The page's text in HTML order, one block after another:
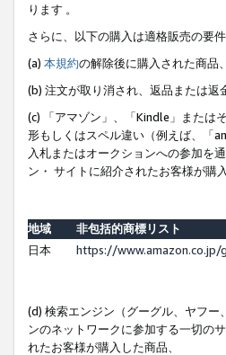
ります 。
さらに、以下の購入は適格販売の要
(a) 本規約の解除後に購入された商品、
(b) 注文が取り消され、返品または返
(c) 「アマゾン」、「Kindle」または
形もしくはスペル違い（例えば、「
入札またはオークションへの参加を
ン・ サイトに紹介されたお客様が購
地域
非包括的商標リスト
日本
https://
(d) 検索エンジン（グーグル、ヤフ
ンのネットワークに参加する一切の
れたお客様が購入した商品、